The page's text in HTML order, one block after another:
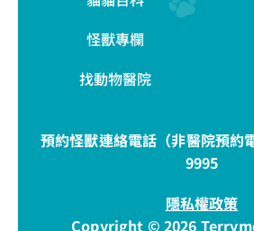
怪獸專欄
找動物醫院
預約怪獸連絡電話（非醫院預約
9995
隱私權政策
Copyright © 2026